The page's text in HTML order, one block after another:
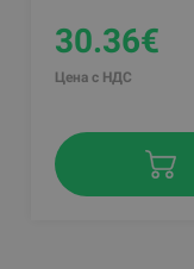
30.36€
Цена с НДС